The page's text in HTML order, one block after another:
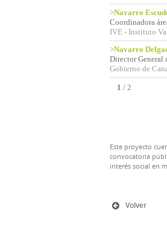
>Navarro
Coordinadora
IVE - Instituto
>Navarro
Director
Gobierno de
1 / 2
Este proyecto
convocatoria
interés social en
Volver